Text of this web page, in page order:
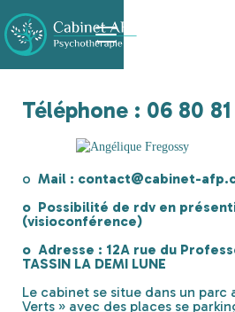
Téléphone : 06 80
o Mail : contact@cabinet-
o Possibilité de rdv en
(visioconférence)
o Adresse : 12A rue du
TASSIN LA DEMI LUNE
Le cabinet se situe dans un parc
Verts » avec des places se